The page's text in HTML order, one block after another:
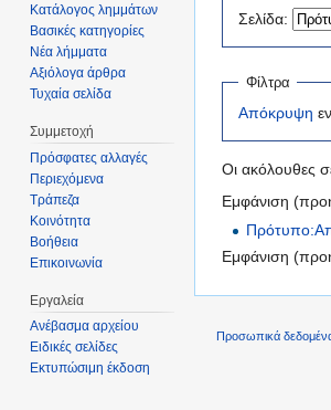
Σελίδα:
Φίλτρα
Απόκρυψη
Οι ακόλουθες
Εμφάνιση
Εμφάνιση
Κατάλογος λημμάτων
Βασικές κατηγορίες
Νέα λήμματα
Αξιόλογα άρθρα
Τυχαία σελίδα
Συμμετοχή
Πρόσφατες αλλαγές
Περιεχόμενα
Τράπεζα
Κοινότητα
Βοήθεια
Επικοινωνία
Εργαλεία
Ανέβασμα αρχείου
Ειδικές σελίδες
Εκτυπώσιμη έκδοση
Προσωπικά